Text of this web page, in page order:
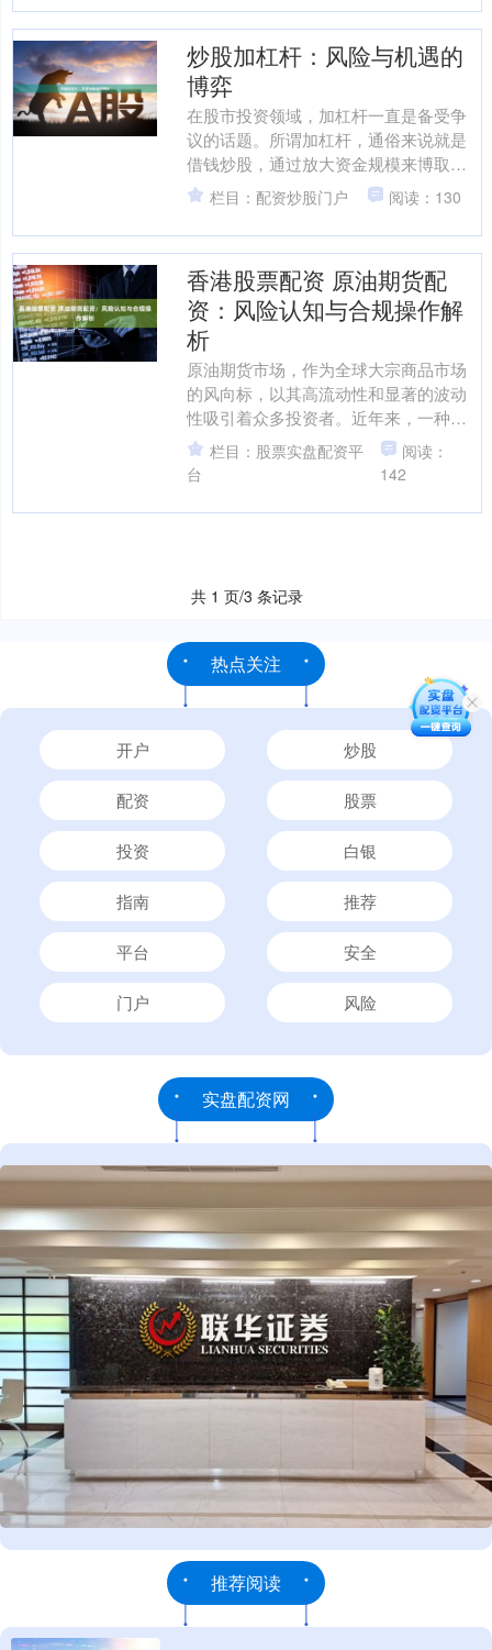
炒股加杠杆：风险与机遇的
博弈
在股市投资领域，加杠杆一直是备受争
议的话题。所谓加杠杆，通俗来说就是
借钱炒股，通过放大资金规模来博取更
高收益。这种操作方式既能让投资者在
市场上涨时获得超额回报，....
栏目：配资炒股门户 阅读：130
香港股票配资 原油期货配
资：风险认知与合规操作解
析
原油期货市场，作为全球大宗商品市场
的风向标，以其高流动性和显著的波动
性吸引着众多投资者。近年来，一种名
为“配资”的杠杆交易模式悄然兴起，承诺
以小额本金撬动巨额交....
栏目：股票实盘配资平
台
阅读：
142
共 1 页/3 条记录
热点关注
开户 炒股
配资 股票
投资 白银
指南 推荐
平台 安全
门户 风险
实盘配资网
推荐阅读